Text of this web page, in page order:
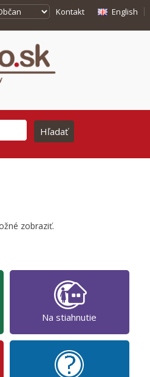
Kontakt English
zobraziť.
Na stiahnutie